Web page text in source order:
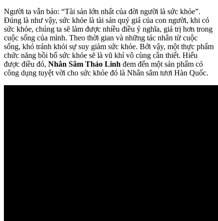
Người ta vẫn bảo: “Tài sản lớn nhất của đời người là sức khỏe”.
Đúng là như vậy, sức khỏe là tài sản quý giá của con người, khi có
sức khỏe, chúng ta sẽ làm được nhiều điều ý nghĩa, giá trị hơn trong
cuộc sống của mình. Theo thời gian và những tác nhân từ cuộc
sống, khó tránh khỏi sự suy giảm sức khỏe. Bởi vậy, một thực phẩm
chức năng bồi bổ sức khỏe sẽ là vũ khí vô cùng cần thiết. Hiểu
được điều đó, Nhân Sâm Thảo Linh đem đến một sản phẩm có
công dụng tuyệt vời cho sức khỏe đó là Nhân sâm tươi Hàn Quốc.